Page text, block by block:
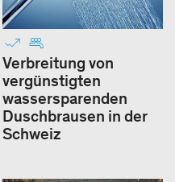
Verbreitung von
vergünstigten
wassersparenden
Duschbrausen in der
Schweiz